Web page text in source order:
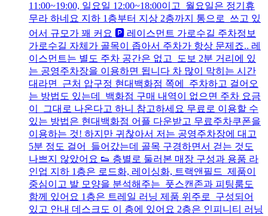
11:00~19:00, 일요일 12:00~18:00이고 월요일은 정기휴
무라 하네요 지하 1층부터 지상 2층까지 통으로 쓰고 있
어서 규모가 꽤 커요 🅿️ 레이스먼트 가로수길 주차정보
가로수길 자체가 골목이 좁아서 주차가 항상 문제죠.. 레
이스먼트는 별도 주차 공간은 없고 도보 2분 거리에 있
는 공영주차장을 이용하면 됩니다 차 많이 막히는 시간
대라면 근처 압구정 현대백화점 쪽에 주차하고 걸어오
는 방법도 있는데 백화점 구매 내역이 없으면 주차 요금
이 그대로 나온다고 하니 참고하세요 무료로 이용할 수
있는 방법은 현대백화점 어플 다운받고 무료주차쿠폰을
이용하는 것! 하지만 귀찮아서 저는 공영주차장에 대고
5분 정도 걸어 들어갔는데 골목 구경하면서 걷는 것도
나쁘지 않았어요 👟 층별로 둘러본 매장 구성과 용품 라
인업 지하 1층은 로드화, 레이싱화, 트랙앤필드 제품이
중심이고 발 모양을 분석해주는 풋스캔존과 피팅룸도
함께 있어요 1층은 트레일 러닝 제품 위주로 구성되어
있고 안내 데스크도 이 층에 있어요 2층은 인피니티 러닝